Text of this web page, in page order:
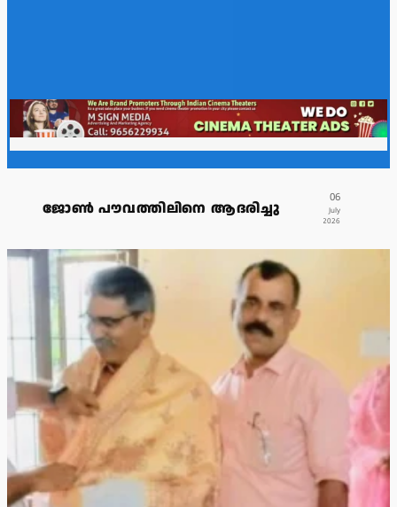
ജോൺ പൗവത്തിലിനെ ആദരിച്ചു
06
July
2026